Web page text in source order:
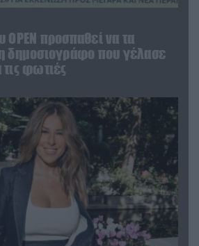
OPEN προσπαθεί να τα
δημοσιογράφο που γέλασε
φωτιές